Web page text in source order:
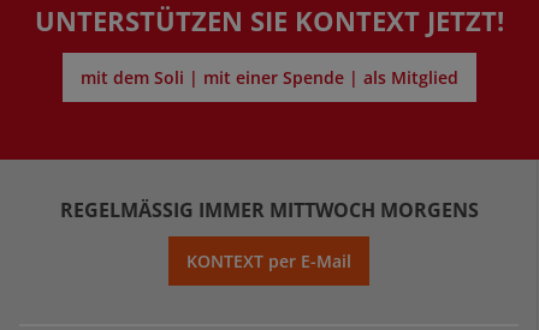
UNTERSTÜTZEN SIE KONTEXT JETZT!
mit dem Soli | mit einer Spende | als Mitglied
REGELMÄSSIG IMMER MITTWOCH MORGENS
KONTEXT per E-Mail